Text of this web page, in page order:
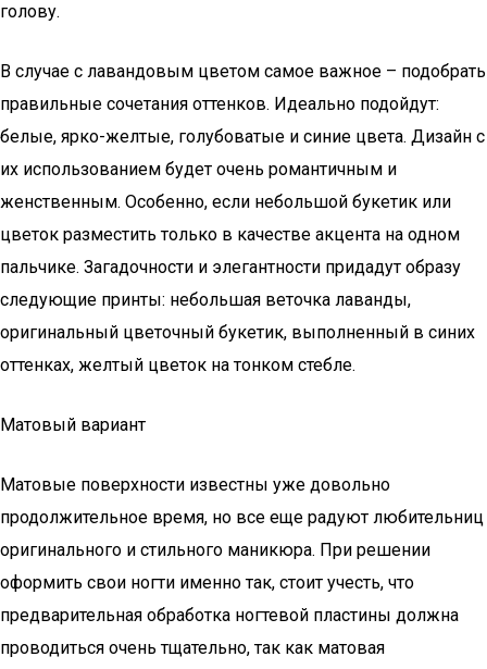
голову.
В случае с лавандовым цветом самое важное – подобрать
правильные сочетания оттенков. Идеально подойдут:
белые, ярко-желтые, голубоватые и синие цвета. Дизайн с
их использованием будет очень романтичным и
женственным. Особенно, если небольшой букетик или
цветок разместить только в качестве акцента на одном
пальчике. Загадочности и элегантности придадут образу
следующие принты: небольшая веточка лаванды,
оригинальный цветочный букетик, выполненный в синих
оттенках, желтый цветок на тонком стебле.
Матовый вариант
Матовые поверхности известны уже довольно
продолжительное время, но все еще радуют любительниц
оригинального и стильного маникюра. При решении
оформить свои ногти именно так, стоит учесть, что
предварительная обработка ногтевой пластины должна
проводиться очень тщательно, так как матовая